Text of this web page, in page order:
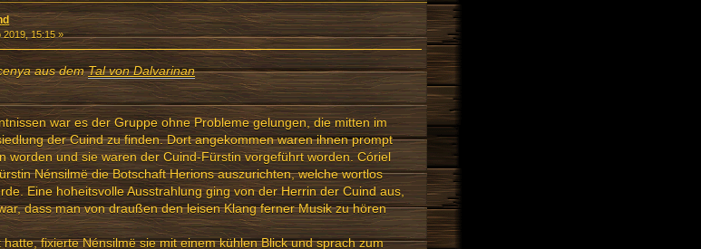
2019, 15:15 »
aus demTal von Dalvarinan
war es der Gruppe ohne Probleme gelungen, die mitten im
der Cuind zu finden. Dort angekommen waren ihnen prompt
worden und sie waren der Cuind-Fürstin vorgeführt worden. Córiel
Nénsilmë die Botschaft Herions auszurichten, welche wortlos
Eine hoheitsvolle Ausstrahlung ging von der Herrin der Cuind aus,
dass man von draußen den leisen Klang ferner Musik zu hören
fixierte Nénsilmë sie mit einem kühlen Blick und sprach zum